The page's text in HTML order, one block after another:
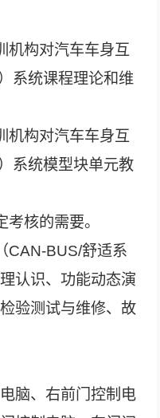
机构对汽车车身互
系统课程理论和维
机构对汽车车身互
系统模型块单元教
核的需要。
CAN-BUS/舒适系
认识、功能动态演
验测试与维修、故
脑、右前门控制电